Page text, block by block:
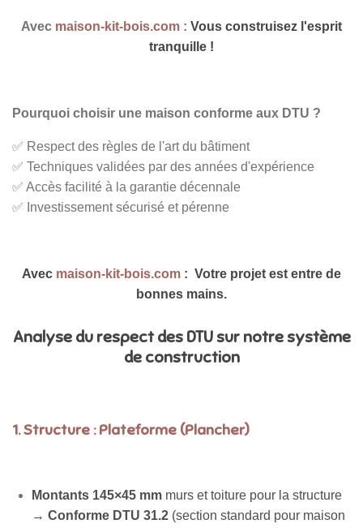
Avec maison-kit-bois.com : Vous construisez l'esprit
tranquille !
Pourquoi choisir une maison conforme aux DTU ?
✅ Respect des règles de l'art du bâtiment
✅ Techniques validées par des années d'expérience
✅ Accès facilité à la garantie décennale
✅ Investissement sécurisé et pérenne
Avec maison-kit-bois.com : Votre projet est entre de
bonnes mains.
Analyse du respect des DTU sur notre système
de construction
1. Structure : Plateforme (Plancher)
Montants 145×45 mm murs et toiture pour la structure
→ Conforme DTU 31.2 (section standard pour maison